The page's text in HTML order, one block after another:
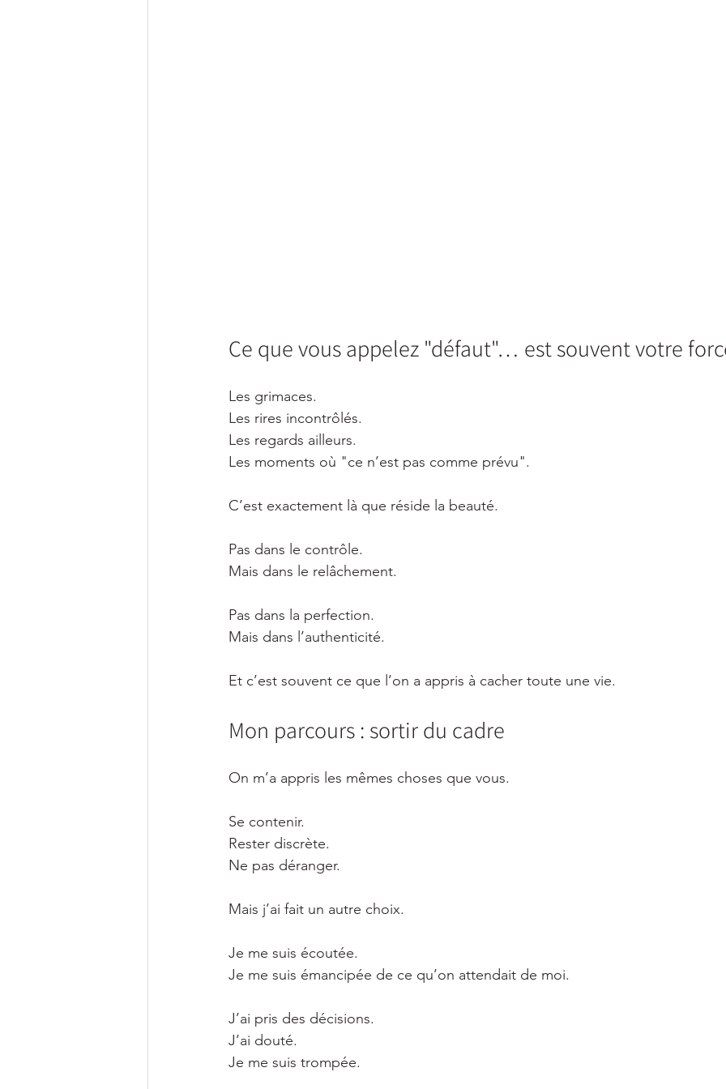
Ce que vous appelez "défaut"… est souvent votre
Les grimaces.
Les rires incontrôlés.
Les regards ailleurs.
Les moments où "ce n’est pas comme prévu".
C’est exactement là que réside la beauté.
Pas dans le contrôle.
Mais dans le relâchement.
Pas dans la perfection.
Mais dans l’authenticité.
Et c’est souvent ce que l’on a appris à cacher toute une vie.
Mon parcours : sortir du cadre
On m’a appris les mêmes choses que vous.
Se contenir.
Rester discrète.
Ne pas déranger.
Mais j’ai fait un autre choix.
Je me suis écoutée.
Je me suis émancipée de ce qu’on attendait de moi.
J’ai pris des décisions.
J’ai douté.
Je me suis trompée.